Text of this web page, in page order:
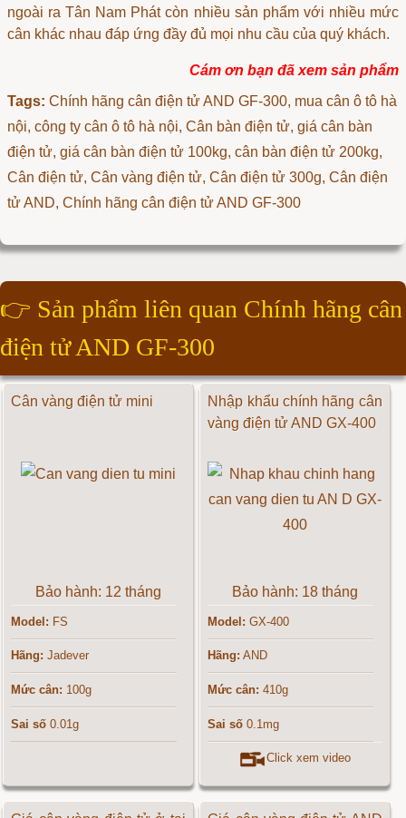
ngoài ra Tân Nam Phát còn nhiều sản phẩm với nhiều mức
cân khác nhau đáp ứng đầy đủ mọi nhu cầu của quý khách.
Cám ơn bạn đã xem sản phẩm
Tags: Chính hãng cân điện tử AND GF-300, mua cân ô tô hà
nội, công ty cân ô tô hà nội, Cân bàn điện tử, giá cân bàn
điện tử, giá cân bàn điện tử 100kg, cân bàn điện tử 200kg,
Cân điện tử, Cân vàng điện tử, Cân điện tử 300g, Cân điện
tử AND, Chính hãng cân điện tử AND GF-300
👉 Sản phẩm liên quan Chính hãng cân
điện tử AND GF-300
Cân vàng điện tử mini
Bảo hành: 12 tháng
Model: FS
Hãng: Jadever
Mức cân: 100g
Sai số 0.01g
Nhập khẩu chính hãng cân
vàng điện tử AND GX-400
Bảo hành: 18 tháng
Model: GX-400
Hãng: AND
Mức cân: 410g
Sai số 0.1mg
Click xem video